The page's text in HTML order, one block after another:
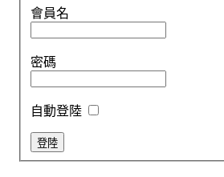
會員名
密碼
自動登陸